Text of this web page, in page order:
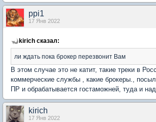
ppi1
17 Янв 2022
kirich сказал:
ли ждать пока брокер перезвонит Вам
В этом случае это не катит, такие треки в
коммерческие службы , какие брокеры.,
ПР и обрабатывается гостаможней, туда и
kirich
17 Янв 2022